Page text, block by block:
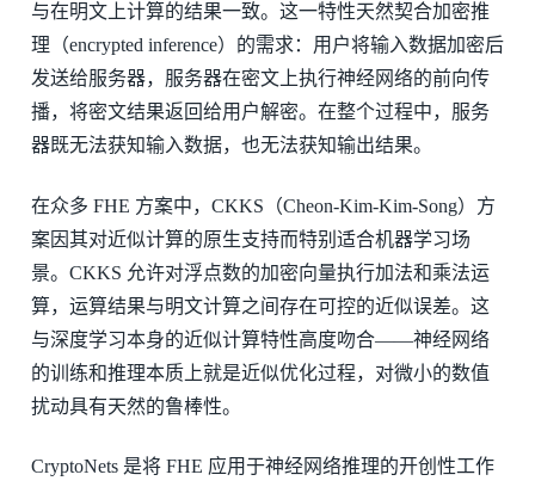
与在明文上计算的结果一致。这一特性天然契合加密推
理（encrypted inference）的需求：用户将输入数据加密后
发送给服务器，服务器在密文上执行神经网络的前向传
播，将密文结果返回给用户解密。在整个过程中，服务
器既无法获知输入数据，也无法获知输出结果。
在众多 FHE 方案中，CKKS（Cheon-Kim-Kim-Song）方
案因其对近似计算的原生支持而特别适合机器学习场
景。CKKS 允许对浮点数的加密向量执行加法和乘法运
算，运算结果与明文计算之间存在可控的近似误差。这
与深度学习本身的近似计算特性高度吻合——神经网络
的训练和推理本质上就是近似优化过程，对微小的数值
扰动具有天然的鲁棒性。
CryptoNets 是将 FHE 应用于神经网络推理的开创性工作